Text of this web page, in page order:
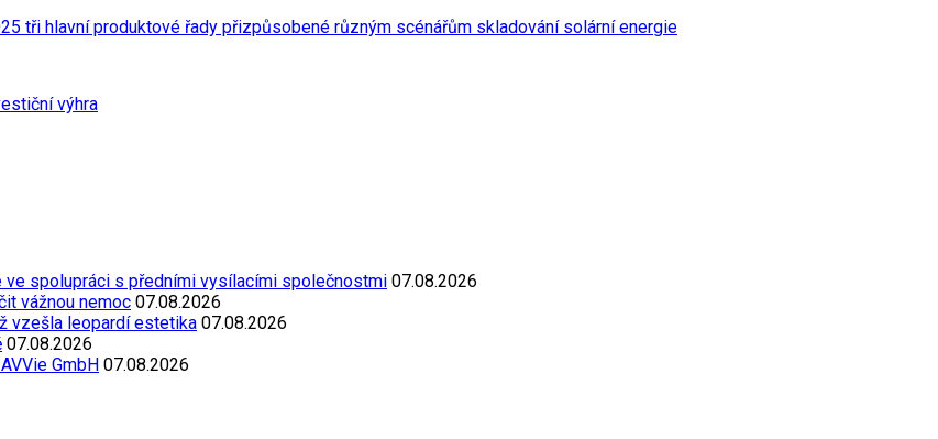
tři hlavní produktové řady přizpůsobené různým scénářům skladování solární energie
výhra
ve spolupráci s předními vysílacími společnostmi 07.08.2026
vážnou nemoc 07.08.2026
vzešla leopardí estetika 07.08.2026
07.08.2026
GmbH 07.08.2026